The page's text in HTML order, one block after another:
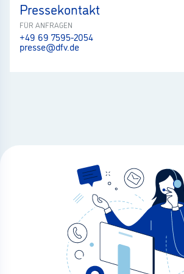
Pressekontakt
FÜR ANFRAGEN
+49 69 7595-2054
presse@dfv.de